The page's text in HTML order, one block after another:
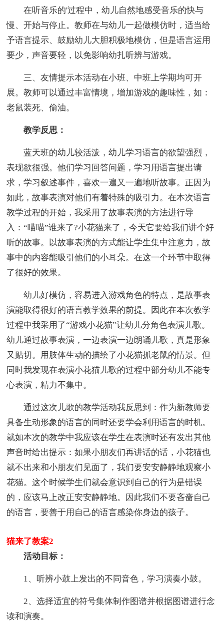
在听音乐的'过程中，幼儿自然地感受音乐的快与
慢、开始与停止。教师在与幼儿一起做模仿时，适当给
予语言提示、鼓励幼儿大胆积极地模仿，但是语言运用
要少，声音要轻，以免影响幼扎听辨与游戏。
三、友情提示本活动在小班、中班上学期均可开
展。教师可以通过丰富情境，增加游戏的趣味性，如：
老鼠装死、偷油。
教学反思：
蓝天班的幼儿较活泼，幼儿学习语言的欲望强烈，
表现欲很强。他们学习回答问题，学习用语言提出请
求，学习叙述事件，喜欢一遍又一遍地听故事。正因为
如此，故事表演对他们有着特殊的吸引力。在本次语言
教学过程的开始，我采用了故事表演的方法进行导
入：“喵喵”谁来了?小花猫来了，今天它要给我们讲个好
听的故事。以故事表演的方式能让学生集中注意力，故
事中的内容能吸引他们的小耳朵。在这一个环节中取得
了很好的效果。
幼儿好模仿，容易进入游戏角色的特点，是故事表
演能取得很好的语言教学效果的前提。因此在本次教学
过程中我采用了“游戏小花猫”让幼儿分角色表演儿歌。
幼儿通过故事表演，一边表演一边朗诵儿歌，真是形象
又贴切。用肢体生动的描绘了小花猫抓老鼠的情景。但
同时我发现在表演小花猫儿歌的过程中部分幼儿不能专
心表演，精力不集中。
通过这次儿歌的教学活动我反思到：作为新教师要
具备生动形象的语言的同时还要学会利用语言的时机。
就如本次的教学中我应该在学生在表演时还有发出其他
声音时给出提示：如果小朋友们再讲话的话，小花猫也
就不出来和小朋友们见面了，我们要安安静静地观察小
花猫。这个时候学生们就会意识到自己的行为是错误
的，应该马上改正安安静静地。因此我们不要吝啬自己
的语言，要善于用自己的语言感染你身边的孩子。
猫来了教案2
活动目标：
1、听辨小鼓上发出的不同音色，学习演奏小鼓。
2、选择适宜的符号集体制作图谱并根据图谱进行念
读和演奏。